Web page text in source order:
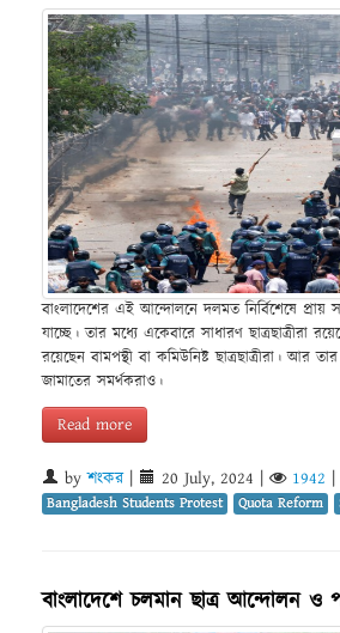
বাংলাদেশের এই আন্দোলনে দলমত নির্বিশেষে প্রায়
যাচ্ছে। তার মধ্যে একেবারে সাধারণ ছাত্রছাত্রীরা
রয়েছেন বামপন্থী বা কমিউনিষ্ট ছাত্রছাত্রীরা। আর
জামাতের সমর্থকরাও।
Read more
byশংকর| 20 July, 2024 | 1942 |
Bangladesh Students Protest Quota Reform
বাংলাদেশে চলমান ছাত্র আন্দোলন ও